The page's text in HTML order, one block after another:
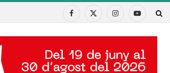
Facebook
X
InstagramYouTube